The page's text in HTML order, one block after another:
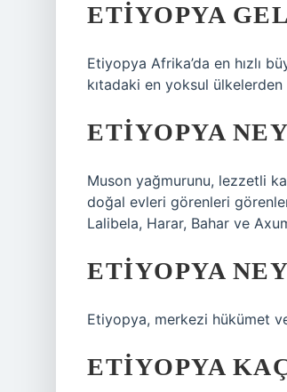
ETIYOPYA
Etiyopya Afrika’da en hızlı
kıtadaki en yoksul ülkelerden
ETIYOPYA
Muson yağmurunu, lezzetli
doğal evleri görenleri
Lalibela, Harar, Bahar ve
ETIYOPYA
Etiyopya, merkezi hükümet
ETIYOPYA